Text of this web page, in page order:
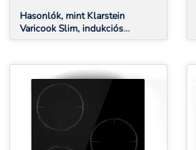
Hasonlók, mint Klarstein
Varicook Slim, indukciós
főzőlap, 2900 W, 60-240 °C, 2